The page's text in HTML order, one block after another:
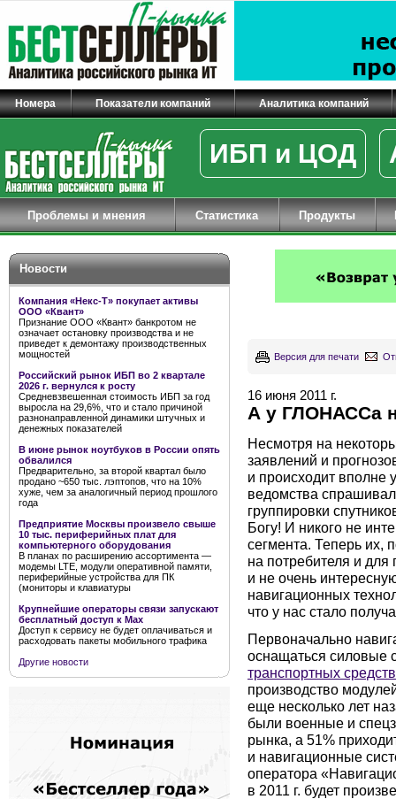
Номера Показатели компаний Аналитика компаний
ИБП и ЦОД
Проблемы и мнения Статистика Продукты
Новости
Компания «Некс-Т» покупает активы
ООО «Квант»
Признание ООО «Квант» банкротом не
означает остановку производства и не
приведет к демонтажу производственных
мощностей
Российский рынок ИБП во 2 квартале
2026 г. вернулся к росту
Средневзвешенная стоимость ИБП за год
выросла на 29,6%, что и стало причиной
разнонаправленной динамики штучных и
денежных показателей
В июне рынок ноутбуков в России опять
обвалился
Предварительно, за второй квартал было
продано ~650 тыс. лэптопов, что на 10%
хуже, чем за аналогичный период прошлого
года
Предприятие Москвы произвело свыше
10 тыс. периферийных плат для
компьютерного оборудования
В планах по расширению ассортимента —
модемы LTE, модули оперативной памяти,
периферийные устройства для ПК
(мониторы и клавиатуры
Крупнейшие операторы связи запускают
бесплатный доступ к Мах
Доступ к сервису не будет оплачиваться и
расходовать пакеты мобильного трафика
Другие новости
Версия для печати
16 июня 2011 г.
А у ГЛОНАССа
Несмотря на
заявлений и
и происходит вполне
ведомства
группировки
Богу! И никого не
сегмента. Теперь их,
на потребителя и для
и не очень
навигационных
что у нас стало
Первоначально
оснащаться силовые
транспортных средств
производство
еще несколько лет
были военные и
рынка, а 51%
и навигационные
оператора
в 2011 г. будет